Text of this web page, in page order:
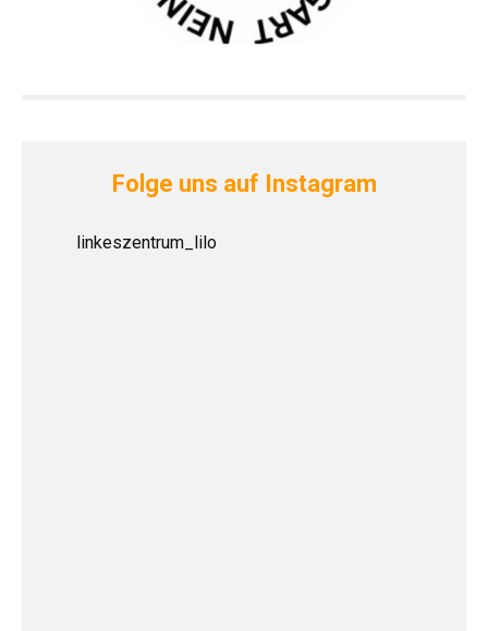
Folge uns auf Instagram
linkeszentrum_lilo